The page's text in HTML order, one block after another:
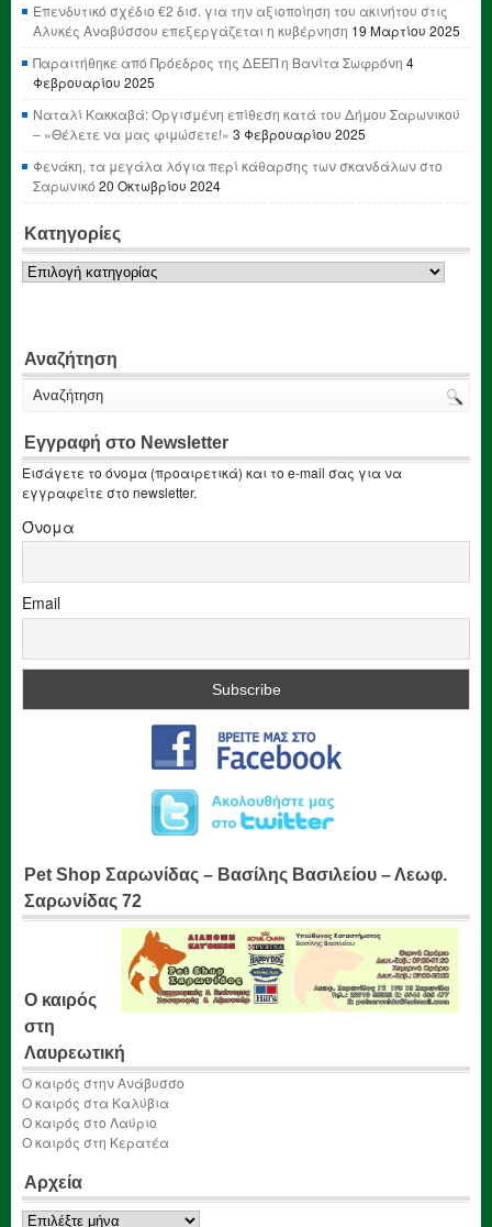
Επενδυτικό σχέδιο €2 δισ. για την αξιοποίηση του ακινήτου στις
Αλυκές Αναβύσσου επεξεργάζεται η κυβέρνηση 19 Μαρτίου 2025
Παραιτήθηκε από Πρόεδρος της ΔΕΕΠ η Βανίτα Σωφρόνη 4
Φεβρουαρίου 2025
Ναταλί Κακκαβά: Οργισμένη επίθεση κατά του Δήμου Σαρωνικού
– «Θέλετε να μας φιμώσετε!» 3 Φεβρουαρίου 2025
Φενάκη, τα μεγάλα λόγια περί κάθαρσης των σκανδάλων στο
Σαρωνικό 20 Οκτωβρίου 2024
Κατηγορίες
Κατηγορίες
Αναζήτηση
Εγγραφή στο Newsletter
Εισάγετε το όνομα (προαιρετικά) και το e-mail σας για να
εγγραφείτε στο newsletter.
Όνομα
Email
Pet Shop Σαρωνίδας – Βασίλης Βασιλείου – Λεωφ.
Σαρωνίδας 72
Ο καιρός
στη
Λαυρεωτική
Ο καιρός στην Ανάβυσσο
Ο καιρός στα Καλύβια
Ο καιρός στο Λαύριο
Ο καιρός στη Κερατέα
Αρχεία
Αρχεία